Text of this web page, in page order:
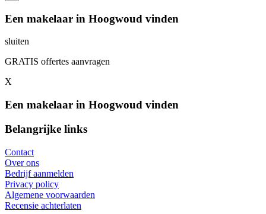
Een makelaar in Hoogwoud vinden
sluiten
GRATIS offertes aanvragen
X
Een makelaar in Hoogwoud vinden
Belangrijke links
Contact
Over ons
Bedrijf aanmelden
Privacy policy
Algemene voorwaarden
Recensie achterlaten